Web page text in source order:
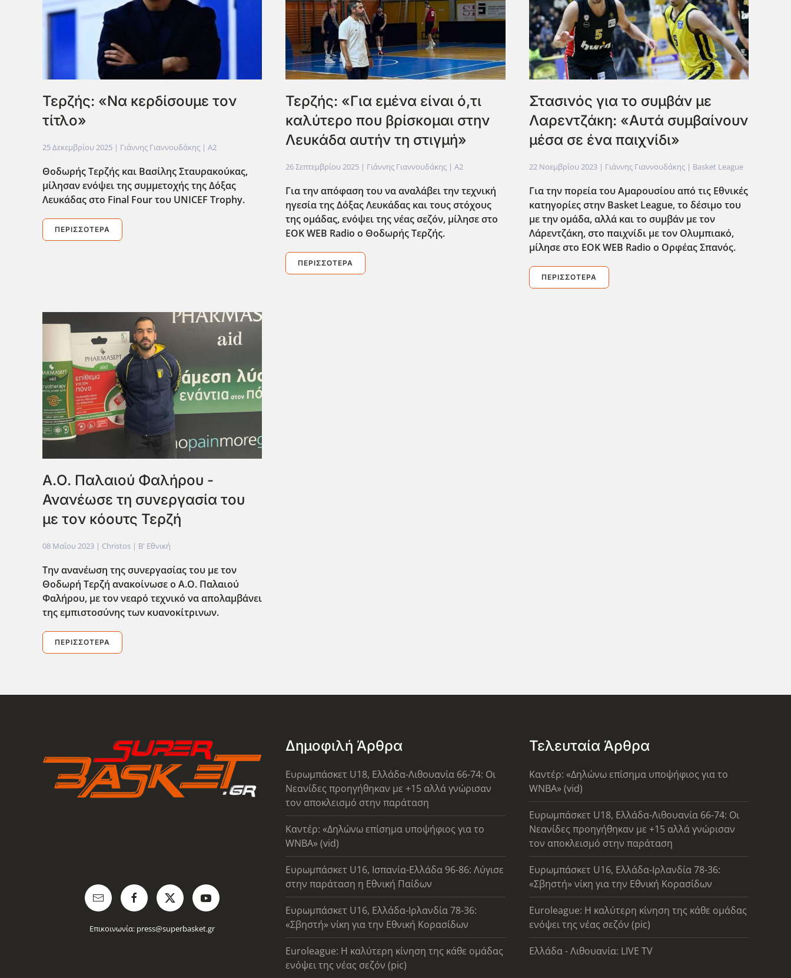
Τερζής: «Να κερδίσουμε τον
τίτλο»
25 Δεκεμβρίου 2025 | Γιάννης Γιαννουδάκης | A2
Θοδωρής Τερζής και Βασίλης Σταυρακούκας,
μίλησαν ενόψει της συμμετοχής της Δόξας
Λευκάδας στο Final Fourτου UNICEF Trophy.
ΠΕΡΙΣΣΌΤΕΡΑ
Τερζής: «Για εμένα είναι ό,τι
καλύτερο που βρίσκομαι στην
Λευκάδα αυτήν τη στιγμή»
26 Σεπτεμβρίου 2025 | Γιάννης Γιαννουδάκης |A2
Για την απόφαση του να αναλάβει την τεχνική
ηγεσία της Δόξας Λευκάδας και τους στόχους
της ομάδας, ενόψει της νέας σεζόν, μίλησε στο
EOKWEB Radio ο Θοδωρής Τερζής.
ΠΕΡΙΣΣΌΤΕΡΑ
Στασινός για το συμβάν με
Λαρεντζάκη: «Αυτά συμβαίνουν
μέσα σε ένα παιχνίδι»
22 Νοεμβρίου 2023| Γιάννης Γιαννουδάκης | Basket League
Για την πορεία του Αμαρουσίου από τις Εθνικές
κατηγορίες στην BasketLeague, το δέσιμο του
με την ομάδα, αλλά και το συμβάν με τον
Λάρεντζάκη, στο παιχνίδι με τον Ολυμπιακό,
μίλησε στο EOKWEB Radio ο Ορφέας Σπανός.
ΠΕΡΙΣΣΌΤΕΡΑ
Α.Ο. Παλαιού Φαλήρου -
Ανανέωσε τη συνεργασία του
με τον κόουτς Τερζή
08 Μαΐου 2023 | Christos | Β' Εθνική
Την ανανέωση της συνεργασίας του με τον
Θοδωρή Τερζή ανακοίνωσε ο Α.Ο. Παλαιού
Φαλήρου, με τον νεαρό τεχνικό να απολαμβάνει
της εμπιστοσύνης των κυανοκίτρινων.
ΠΕΡΙΣΣΌΤΕΡΑ
Επικοινωνία: press@superbasket.gr
Δημοφιλή Άρθρα
Ευρωμπάσκετ U18, Ελλάδα-Λιθουανία 66-74: Οι
Νεανίδες προηγήθηκαν με +15 αλλά γνώρισαν
τον αποκλεισμό στην παράταση
Καντέρ: «Δηλώνω επίσημα υποψήφιος για το
WNBA» (vid)
Ευρωμπάσκετ U16, Ισπανία-Ελλάδα 96-86: Λύγισε
στην παράταση η Εθνική Παίδων
Ευρωμπάσκετ U16, Ελλάδα-Ιρλανδία 78-36:
«Σβηστή» νίκη για την Εθνική Κορασίδων
Euroleague: Η καλύτερη κίνηση της κάθε ομάδας
ενόψει της νέας σεζόν (pic)
Τελευταία Άρθρα
Καντέρ: «Δηλώνω επίσημα υποψήφιος για το
WNBA» (vid)
Ευρωμπάσκετ U18, Ελλάδα-Λιθουανία 66-74: Οι
Νεανίδες προηγήθηκαν με +15 αλλά γνώρισαν
τον αποκλεισμό στην παράταση
Ευρωμπάσκετ U16, Ελλάδα-Ιρλανδία 78-36:
«Σβηστή» νίκη για την Εθνική Κορασίδων
Euroleague: Η καλύτερη κίνηση της κάθε ομάδας
ενόψει της νέας σεζόν (pic)
Ελλάδα - Λιθουανία: LIVE TV